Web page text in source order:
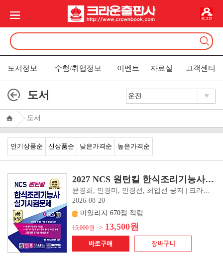
도서정보 수험/취업정보 이벤트 자료실 고객센터
도서
도서
인기상품순 신상품순 낮은가격순 높은가격순
2027 NCS 원턴킬 한식조리기능사 실기시험문제(개정3판 1쇄)
윤경희, 민경미, 민경선, 최입선 공저 | 크라운출판사
2026-08-20
마일리지 670점 적립
15,000원 -> 13,500원